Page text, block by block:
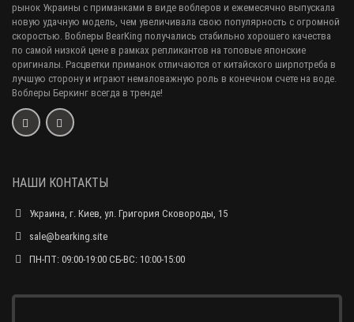
рынок Украины с приманками в виде воблеров и ежемесячно выпускала
новую удачную модель, чем увеличивала свою популярность с огромной
скоростью. Воблеры BearKing получались стабильно хорошего качества
по самой низкой цене в рамках репликантов на топовые японские
оригиналы. Расцветки приманок отличаются от китайского ширпотреба в
лучшую сторону и играют немаловажную роль в конечном счете на воде.
Воблеры Беркинг всегда в тренде!
НАШИ КОНТАКТЫ
Украина, г. Киев, ул. Григория Сковороды, 15
sale@bearking.site
ПН-ПТ: 09:00-19:00 СБ-ВС: 10:00-15:00